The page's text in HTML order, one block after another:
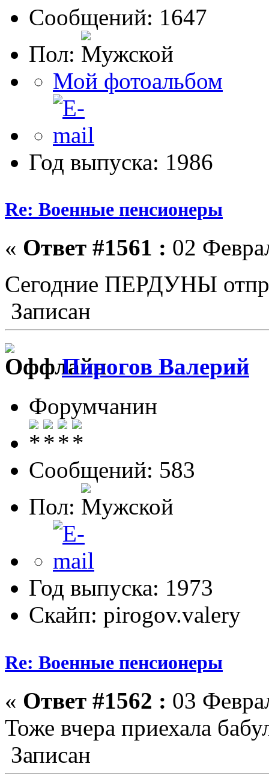
Сообщений: 1647
Пол:
Мой фотоальбом
Год выпуска: 1986
Re: Военные пенсионеры
« Ответ #1561 : 02
Сегодние ПЕРДУНЫ
Записан
Пирогов Валерий
Форумчанин
Сообщений: 583
Пол:
Год выпуска: 1973
Скайп: pirogov.valery
Re: Военные пенсионеры
« Ответ #1562 : 03
Тоже вчера приехала
Записан